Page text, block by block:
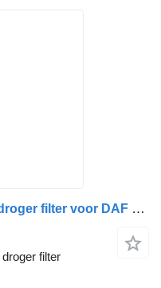
NRF 1698300N airconditioner droger filter voor DAF XF95/105 CF75/85 trekker
filter